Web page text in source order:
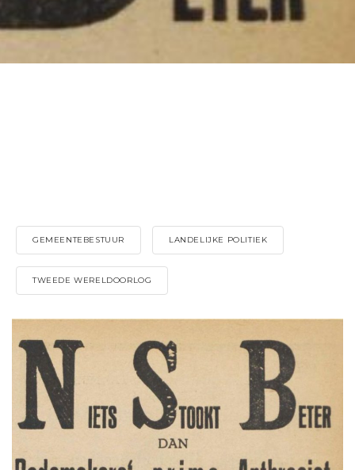
GEMEENTEBESTUUR LANDELIJKE POLITIEK
TWEEDE WERELDOORLOG